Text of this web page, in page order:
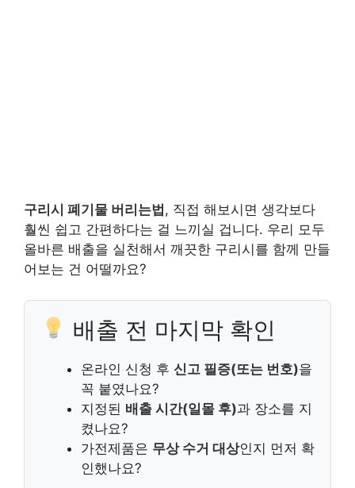
구리시 폐기물 버리는법 , 직접 해보시면 생각보다
훨씬 쉽고 간편하다는 걸 느끼실 겁니다. 우리 모두
올바른 배출을 실천해서 깨끗한 구리시를 함께 만들
어보는 건 어떨까요?
배출 전 마지막 확인
온라인 신청 후 신고 필증(또는 번호)을
꼭 붙였나요?
지정된 배출 시간(일몰 후)과 장소를 지
켰나요?
가전제품은 무상 수거 대상인지 먼저 확
인했나요?